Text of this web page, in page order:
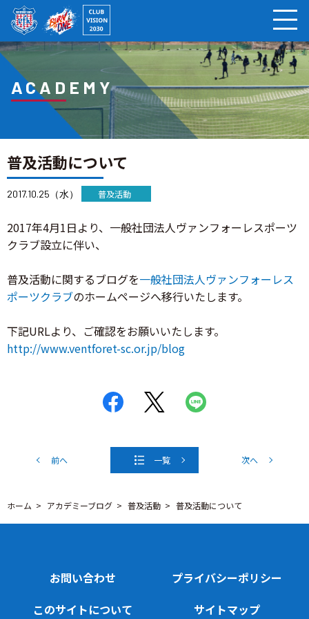
クラブ
ACADEMY
普及活動について
2017.10.25（水） 普及活動
2017年4月1日より、一般社団法人ヴァンフォーレスポーツ
クラブ設立に伴い、
普及活動に関するブログを一般社団法人ヴァンフォーレス
ポーツクラブのホームページへ移行いたします。
下記URLより、ご確認をお願いいたします。
http://www.ventforet-sc.or.jp/blog
前へ 一覧 次へ
ホーム アカデミーブログ 普及活動 普及活動について
お問い合わせ
プライバシーポリシー
このサイトについて
サイトマップ